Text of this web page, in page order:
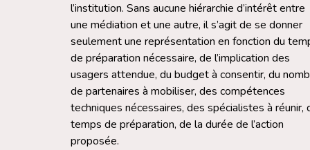
l’institution. Sans aucune hiérarchie d’intérêt entre
une médiation et une autre, il s’agit de se donner
seulement une représentation en fonction du
de préparation nécessaire, de l’implication des
usagers attendue, du budget à consentir, du
de partenaires à mobiliser, des compétences
techniques nécessaires, des spécialistes à réunir,
temps de préparation, de la durée de l’action
proposée.